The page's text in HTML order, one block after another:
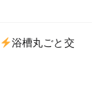
浴槽丸ごと交